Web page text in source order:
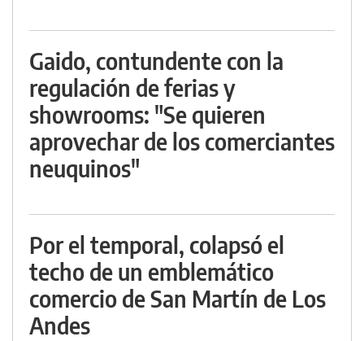
Gaido, contundente con la
regulación de ferias y
showrooms: "Se quieren
aprovechar de los comerciantes
neuquinos"
Por el temporal, colapsó el
techo de un emblemático
comercio de San Martín de Los
Andes